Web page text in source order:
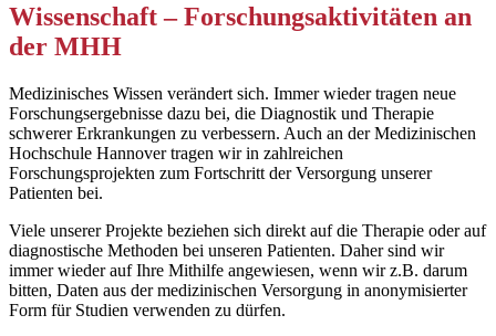
Wissenschaft – Forschungsaktivitäten an
der MHH
Medizinisches Wissen verändert sich. Immer wieder tragen neue
Forschungsergebnisse dazu bei, die Diagnostik und Therapie
schwerer Erkrankungen zu verbessern. Auch an der Medizinischen
Hochschule Hannover tragen wir in zahlreichen
Forschungsprojekten zum Fortschritt der Versorgung unserer
Patienten bei.
Viele unserer Projekte beziehen sich direkt auf die Therapie oder auf
diagnostische Methoden bei unseren Patienten. Daher sind wir
immer wieder auf Ihre Mithilfe angewiesen, wenn wir z.B. darum
bitten, Daten aus der medizinischen Versorgung in anonymisierter
Form für Studien verwenden zu dürfen.